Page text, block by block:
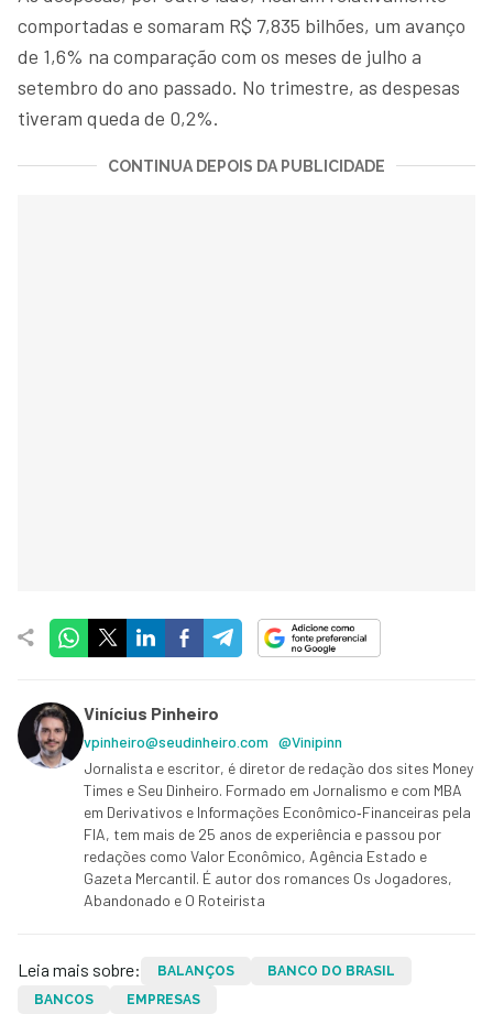
comportadas e somaram R$ 7,835 bilhões, um avanço
de 1,6% na comparação com os meses de julho a
setembro do ano passado. No trimestre, as despesas
tiveram queda de 0,2%.
CONTINUA DEPOIS DA PUBLICIDADE
Vinícius Pinheiro
vpinheiro@seudinheiro.com @Vinipinn
Jornalista e escritor, é diretor de redação dos sites Money
Times e Seu Dinheiro. Formado em Jornalismo e com MBA
em Derivativos e Informações Econômico‑Financeiras pela
FIA, tem mais de 25 anos de experiência e passou por
redações como Valor Econômico, Agência Estado e
Gazeta Mercantil. É autor dos romances Os Jogadores,
Abandonado e O Roteirista
Leia mais sobre: BALANÇOS
BANCO DO BRASIL
BANCOS
EMPRESAS